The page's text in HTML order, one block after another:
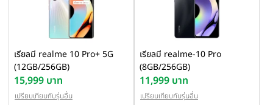
เรียลมี realme 10 Pro+ 5G
(12GB/256GB)
15,999 บาท
เปรียบเทียบกับรุ่นอื่น
เรียลมี realme-10 Pro
(8GB/256GB)
11,999 บาท
เปรียบเทียบกับรุ่นอื่น